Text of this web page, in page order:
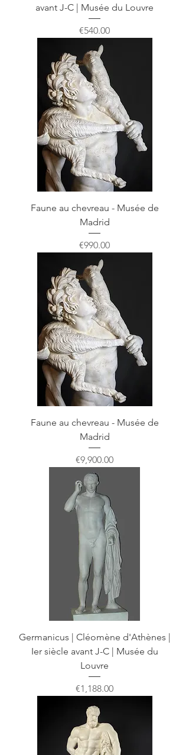
avant J-C | Musée du Louvre
Price
€540.00
Faune au chevreau - Musée de
Madrid
Price
€990.00
Faune au chevreau - Musée de
Madrid
Price
€9,900.00
Germanicus | Cléomène d'Athènes |
Ier siècle avant J-C | Musée du
Louvre
Price
€1,188.00